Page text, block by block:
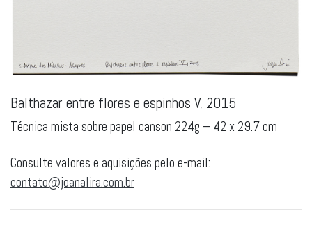
Balthazar entre flores e espinhos V, 2015
Técnica mista sobre papel canson 224g – 42 x 29.7 cm
Consulte valores e aquisições pelo e-mail:
contato@joanalira.com.br